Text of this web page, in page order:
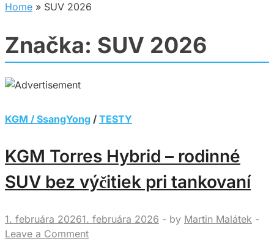
Home » SUV 2026
Značka: SUV 2026
KGM / SsangYong / TESTY
KGM Torres Hybrid – rodinné
SUV bez výčitiek pri tankovaní
1. februára 20261. februára 2026 - by Martin Malátek -
Leave a Comment